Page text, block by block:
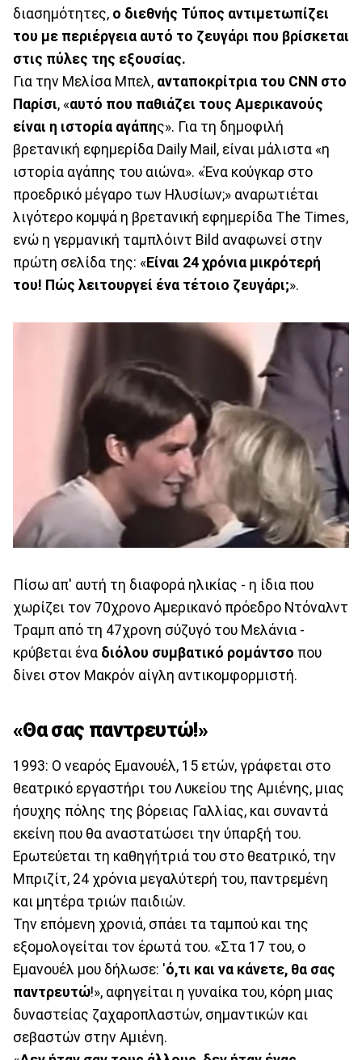
διασημότητες, ο διεθνής Τύπος αντιμετωπίζει
του με περιέργεια αυτό το ζευγάρι που βρίσκεται
στις πύλες της εξουσίας.
Για την Μελίσα Μπελ, ανταποκρίτρια του CNN στο
Παρίσι, «αυτό που παθιάζει τους Αμερικανούς
είναι η ιστορία αγάπης». Για τη δημοφιλή
βρετανική εφημερίδα Daily Mail, είναι μάλιστα «η
ιστορία αγάπης του αιώνα». «Ένα κούγκαρ στο
προεδρικό μέγαρο των Ηλυσίων;» αναρωτιέται
λιγότερο κομψά η βρετανική εφημερίδα The Times,
ενώ η γερμανική ταμπλόιντ Bild αναφωνεί στην
πρώτη σελίδα της: «Είναι 24 χρόνια μικρότερή
του! Πώς λειτουργεί ένα τέτοιο ζευγάρι;».
Πίσω απ' αυτή τη διαφορά ηλικίας - η ίδια που
χωρίζει τον 70χρονο Αμερικανό πρόεδρο Ντόναλντ
Τραμπ από τη 47χρονη σύζυγό του Μελάνια -
κρύβεται ένα διόλου συμβατικό ρομάντσο που
δίνει στον Μακρόν αίγλη αντικομφορμιστή.
«Θα σας παντρευτώ!»
1993: Ο νεαρός Εμανουέλ, 15 ετών, γράφεται στο
θεατρικό εργαστήρι του Λυκείου της Αμιένης, μιας
ήσυχης πόλης της βόρειας Γαλλίας, και συναντά
εκείνη που θα αναστατώσει την ύπαρξή του.
Ερωτεύεται τη καθηγήτριά του στο θεατρικό, την
Μπριζίτ, 24 χρόνια μεγαλύτερή του, παντρεμένη
και μητέρα τριών παιδιών.
Την επόμενη χρονιά, σπάει τα ταμπού και της
εξομολογείται τον έρωτά του. «Στα 17 του, ο
Εμανουέλ μου δήλωσε: 'ό,τι και να κάνετε, θα σας
παντρευτώ!», αφηγείται η γυναίκα του, κόρη μιας
δυναστείας ζαχαροπλαστών, σημαντικών και
σεβαστών στην Αμιένη.